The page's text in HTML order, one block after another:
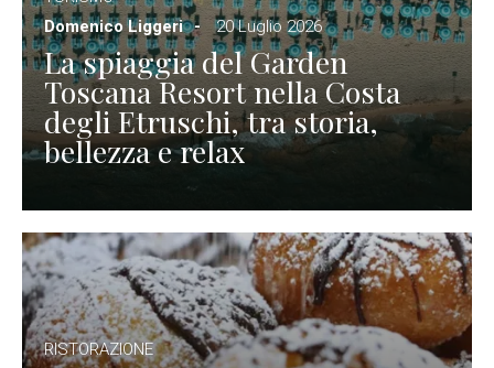
Domenico Liggeri
20 Luglio 2026
La spiaggia del Garden
Toscana Resort nella Costa
degli Etruschi, tra storia,
bellezza e relax
RISTORAZIONE